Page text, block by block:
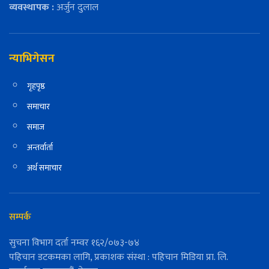
व्यवस्थापक :अर्जुन दुलाल
न्याभिगेसन
गृहपृष्ठ
समाचार
समाज
अन्तर्वार्ता
अर्थ समाचार
सम्पर्क
सुचना विभाग दर्ता नम्वर १६२/०७३-७४
पहिचान डटकमका लागि, प्रकाशक संस्था : पहिचान मिडिया प्रा. लि.